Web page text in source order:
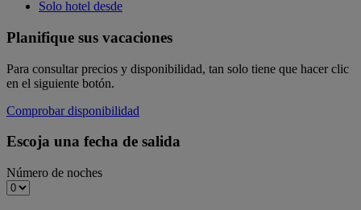
Solo hotel desde
Planifique sus vacaciones
Para consultar precios y disponibilidad, tan solo tiene que hacer clic
en el siguiente botón.
Comprobar disponibilidad
Escoja una fecha de salida
Número de noches